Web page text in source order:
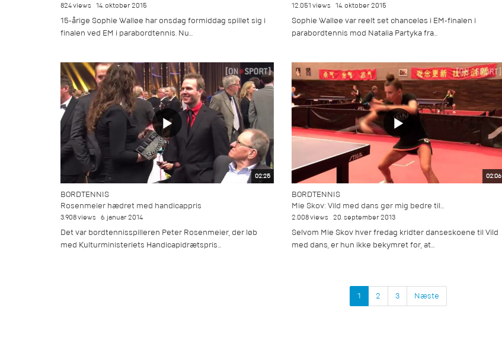
824 views 14. oktober 2015
15-årige Sophie Walløe har onsdag formiddag spillet sig i
finalen ved EM i parabordtennis. Nu...
12.051 views 14. oktober 2015
Sophie Walløe var reelt set chanceløs i EM-finalen i
parabordtennis mod Natalia Partyka fra...
02:25
BORDTENNIS
Rosenmeier hædret med handicappris
3.908 views 6. januar 2014
Det var bordtennisspilleren Peter Rosenmeier, der løb
med Kulturministeriets Handicapidrætspris...
02:06
BORDTENNIS
Mie Skov: Vild med dans gør mig bedre til...
2.008 views 20. september 2013
Selvom Mie Skov hver fredag kridter danseskoene til Vild
med dans, er hun ikke bekymret for, at...
1 2 3 Næste